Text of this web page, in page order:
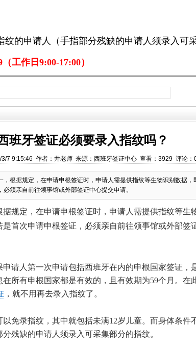
纹的申请人（手指部分残缺的申请人须录入可
工作日9:00-17:00）
班牙签证必须要录入指纹吗？
3/7 9:15:46 作者：井老师 来源：西班牙签证中心 查看：3929 评论：
，根据规定，在申请申根签证时，申请人需提供指纹等生物识别数据，
须亲自前往领事馆或外部签证中心提交申请。
规定，在申请申根签证时，申请人需提供指纹等生
首次申请申根签证，必须亲自前往领事馆或外部签
人第一次申请包括西班牙在内的申根国家签证，
所有申根国家都是有效的，且有效期为59个月。在
，就不用再去录入指纹了。
录指纹，其中就包括未满12岁儿童。而身体条件
残缺的申请人须录入可采集部分的指纹。